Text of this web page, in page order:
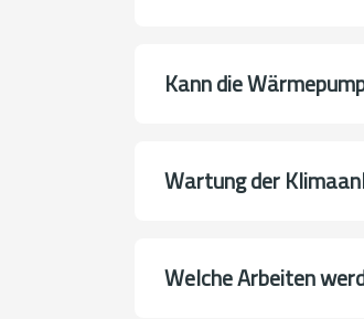
Kann die
Wartung der
Welche Arbeiten